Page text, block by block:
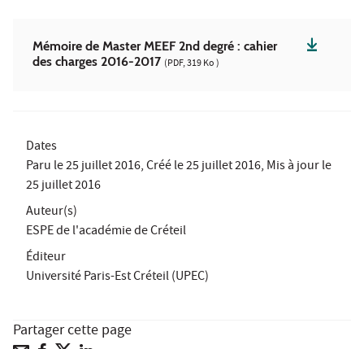
Mémoire de Master MEEF 2nd degré : cahier
des charges 2016-2017 (PDF, 319 Ko )
Dates
Paru le25 juillet 2016, Créé le25 juillet 2016, Mis à jour le
25 juillet 2016
Auteur(s)
ESPE de l'académie de Créteil
Éditeur
Université Paris-Est Créteil (UPEC)
Partager cette page